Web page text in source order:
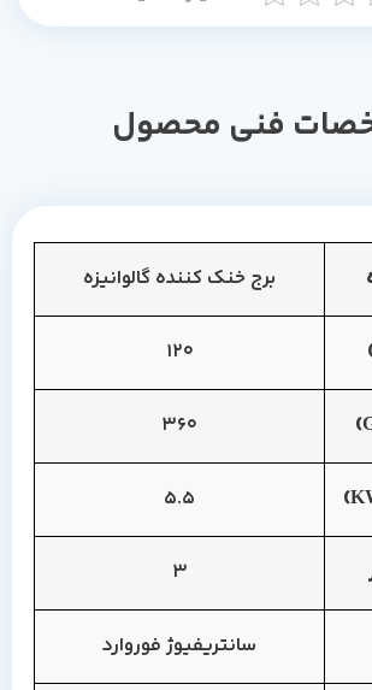
فنی محصول
برج خنک کننده گالوانیزه
120
360
5.5
3
سانتریفیوژ فوروارد